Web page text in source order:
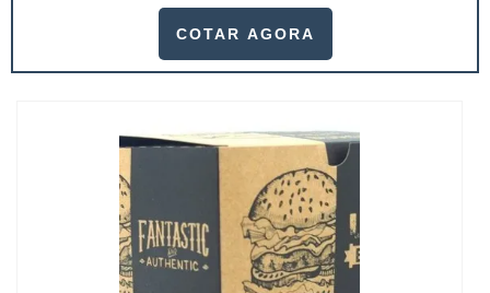
e logística adequada, esses esforços podem não valer
um papel de destaque muito abrangente, pois este item,
COTAR AGORA